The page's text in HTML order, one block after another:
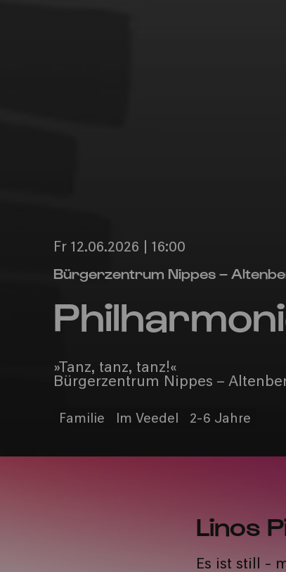
Fr 12.06.2026 | 16:00
Bürgerzentrum Nippes –
»Tanz, tanz, tanz!«
Bürgerzentrum Nippes –
Familie Im Veedel 2-6 Jahre
Linos
Es ist still -